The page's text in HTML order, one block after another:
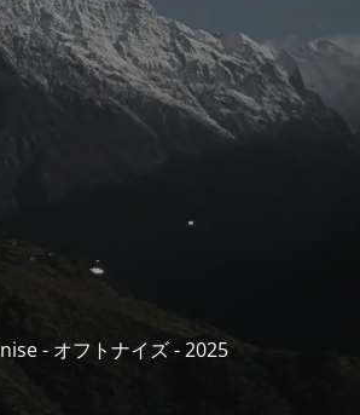
- オフトナイズ - 2025